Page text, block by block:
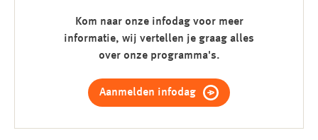
Kom naar onze infodag voor meer
informatie, wij vertellen je graag alles
over onze programma's.
Aanmelden infodag